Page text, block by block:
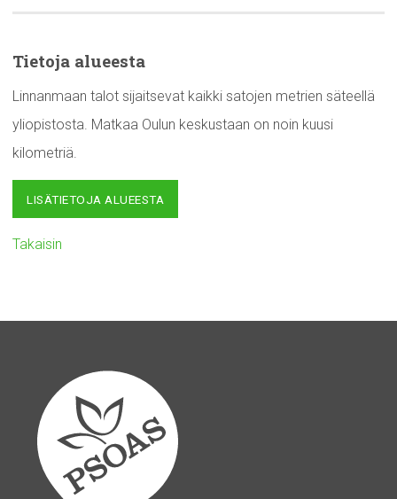
Tietoja alueesta
Linnanmaan talot sijaitsevat kaikki satojen metrien säteellä
yliopistosta. Matkaa Oulun keskustaan on noin kuusi
kilometriä.
LISÄTIETOJA ALUEESTA
Takaisin